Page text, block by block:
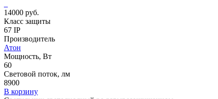
14000 руб.
Класс защиты
67 IP
Производитель
Атон
Мощность, Вт
60
Световой поток, лм
8900
В корзину